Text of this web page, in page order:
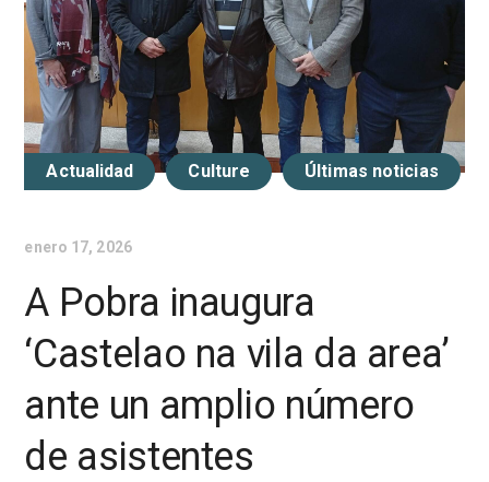
Actualidad Culture Últimas noticias
enero 17, 2026
A Pobra inaugura
‘Castelao na vila da area’
ante un amplio número
de asistentes